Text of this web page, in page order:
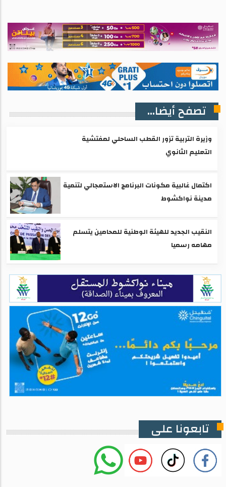
تصفح أيضا...
وزيرة التربية تزور القطب الساحلي لمفتشية
التعليم الثانوي
اكتمال غالبية مكونات البرنامج الاستعجالي لتنمية
مدينة نواكشوط
النقيب الجديد للهيئة الوطنية للمحامين يتسلم
مهامه رسميا
تابعونا على